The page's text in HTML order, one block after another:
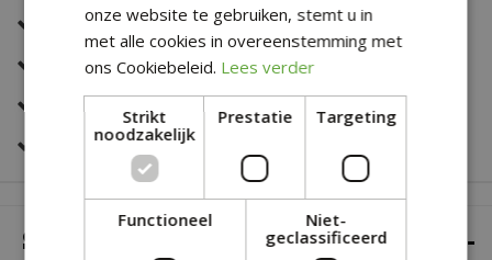
Deskundig en eerlijk advies
Altijd een fris en verzorgd assortiment
Snelle bestelservice
Veilig online betalen
SPECIFICATIES
onze website te gebruiken, stemt u in
met alle cookies in overeenstemming met
ons Cookiebeleid. Lees verder
Strikt
noodzakelijk
Prestatie Targeting
Functioneel
Niet-
geclassificeerd